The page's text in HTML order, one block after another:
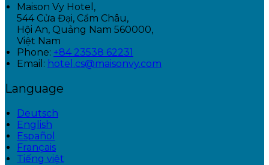
Maison Vy Hotel,
544 Cửa Đại, Cẩm Châu,
Hội An, Quảng Nam 560000,
Việt Nam
Phone: +84 23538 62231
Email: hotel.cs@maisonvy.com
Language
Deutsch
English
Español
Français
Tiếng việt